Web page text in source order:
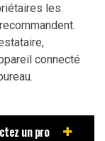
les
connecté
un pro